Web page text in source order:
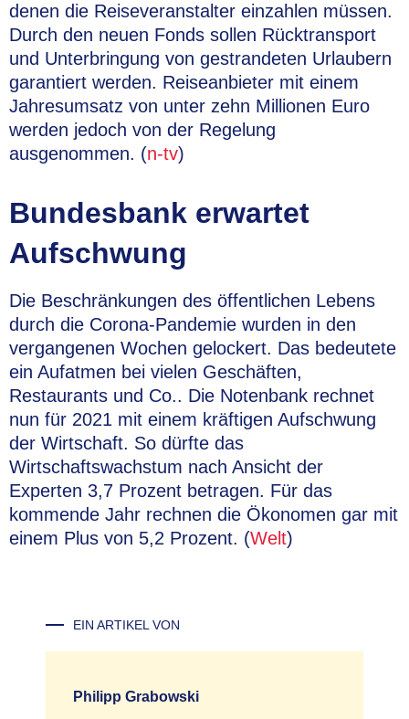
denen die Reiseveranstalter einzahlen müssen.
Durch den neuen Fonds sollen Rücktransport
und Unterbringung von gestrandeten Urlaubern
garantiert werden. Reiseanbieter mit einem
Jahresumsatz von unter zehn Millionen Euro
werden jedoch von der Regelung
ausgenommen. (n-tv)
Bundesbank erwartet
Aufschwung
Die Beschränkungen des öffentlichen Lebens
durch die Corona-Pandemie wurden in den
vergangenen Wochen gelockert. Das bedeutete
ein Aufatmen bei vielen Geschäften,
Restaurants und Co.. Die Notenbank rechnet
nun für 2021 mit einem kräftigen Aufschwung
der Wirtschaft. So dürfte das
Wirtschaftswachstum nach Ansicht der
Experten 3,7 Prozent betragen. Für das
kommende Jahr rechnen die Ökonomen gar mit
einem Plus von 5,2 Prozent. (Welt)
EIN ARTIKEL VON
Philipp Grabowski